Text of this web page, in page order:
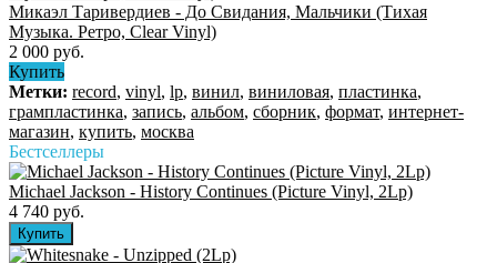
Микаэл Таривердиев - До Свидания, Мальчики (Тихая
Музыка. Ретро, Clear Vinyl)
2 000 руб.
Купить
Метки: record, vinyl, lp, винил, виниловая, пластинка,
грампластинка, запись, альбом, сборник, формат, интернет-
магазин, купить, москва
Бестселлеры
Michael Jackson - History Continues (Picture Vinyl, 2Lp)
4 740 руб.